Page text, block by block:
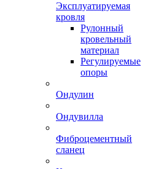
Эксплуатируемая
кровля
Рулонный
кровельный
материал
Регулируемые
опоры
Ондулин
Ондувилла
Фиброцементный
сланец